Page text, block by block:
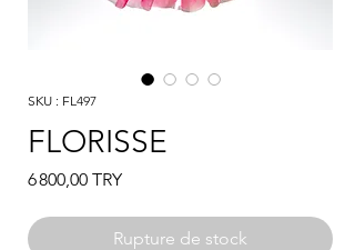
SKU : FL497
FLORISSE
6 800,00 TRYPrix
Rupture de stock